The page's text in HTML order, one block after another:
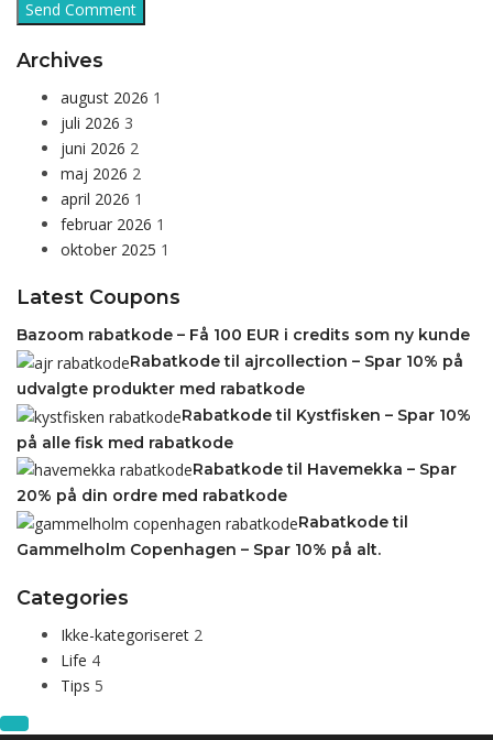
Archives
august 2026 1
juli 2026 3
juni 2026 2
maj 2026 2
april 2026 1
februar 2026 1
oktober 2025 1
Latest Coupons
Bazoom rabatkode – Få 100 EUR i credits som ny kunde
Rabatkode til ajrcollection – Spar 10% på
udvalgte produkter med rabatkode
Rabatkode til Kystfisken – Spar 10%
på alle fisk med rabatkode
Rabatkode til Havemekka – Spar
20% på din ordre med rabatkode
Rabatkode til
Gammelholm Copenhagen – Spar 10% på alt.
Categories
Ikke-kategoriseret 2
Life 4
Tips 5